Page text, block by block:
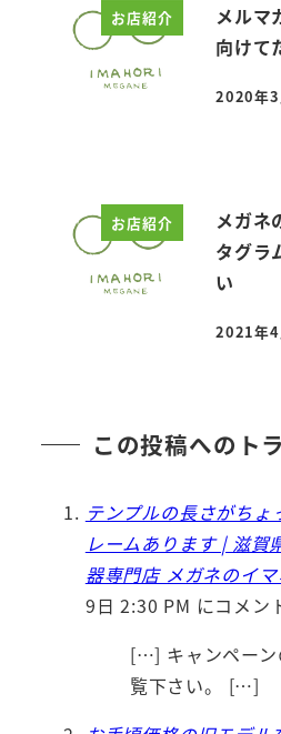
お店紹介
メルマ
向けて
投稿日
2020年3
お店紹介
メガネ
タグラ
い
投稿日
2021年4
この投稿へのト
テンプルの長さがち
レームあります | 滋賀
器専門店 メガネのイ
9日 2:30 PM にコメン
[…] キャンペーン
覧下さい。 […]